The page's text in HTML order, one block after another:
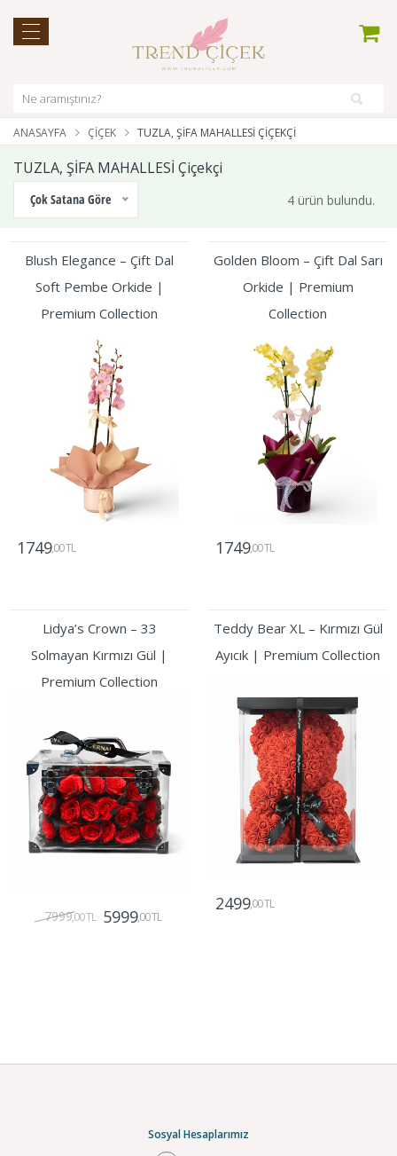
ANASAYFA ÇIÇEK TUZLA, ŞİFA MAHALLESİ ÇIÇEKÇI
TUZLA, ŞİFA MAHALLESİ Çiçekçi
Çok Satana Göre 4 ürün bulundu.
Blush Elegance – Çift Dal
Soft Pembe Orkide |
Premium Collection
1749,00 TL
Golden Bloom – Çift Dal Sarı
Orkide | Premium
Collection
1749,00 TL
Lidya’s Crown – 33
Solmayan Kırmızı Gül |
Premium Collection
7999,00 TL 5999,00 TL
Teddy Bear XL – Kırmızı Gül
Ayıcık | Premium Collection
2499,00 TL
Sosyal Hesaplarımız